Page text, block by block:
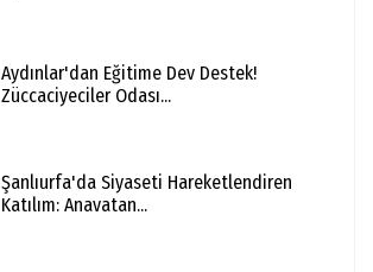
Aydınlar'dan Eğitime Dev Destek!
Züccaciyeciler Odası...
Şanlıurfa'da Siyaseti Hareketlendiren
Katılım: Anavatan...